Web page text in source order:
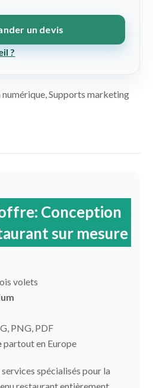
un devis
?
,Supports marketing
Conception
sur mesure
volets
PNG, PDF
partout en Europe
spécialisés pour la